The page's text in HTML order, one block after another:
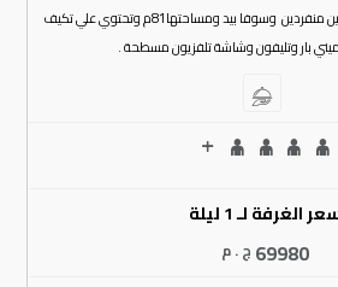
تحتوى على سرير كبير او سريرين منفردين وسوفا بيد ومساحتها81م وتحتوي علي تكيف
بار وتليفون وشاشة تلفزيون مسطحة .
الغرفة لـ 1 ليلة
69980 ج . م